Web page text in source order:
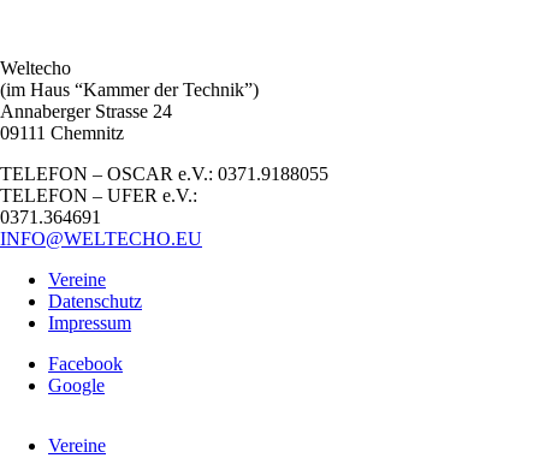
Weltecho
(im Haus “Kammer der Technik”)
Annaberger Strasse 24
09111 Chemnitz
TELEFON – OSCAR e.V.: 0371.9188055
TELEFON – UFER e.V.:
0371.364691
INFO@WELTECHO.EU
Vereine
Datenschutz
Impressum
Facebook
Google
Vereine